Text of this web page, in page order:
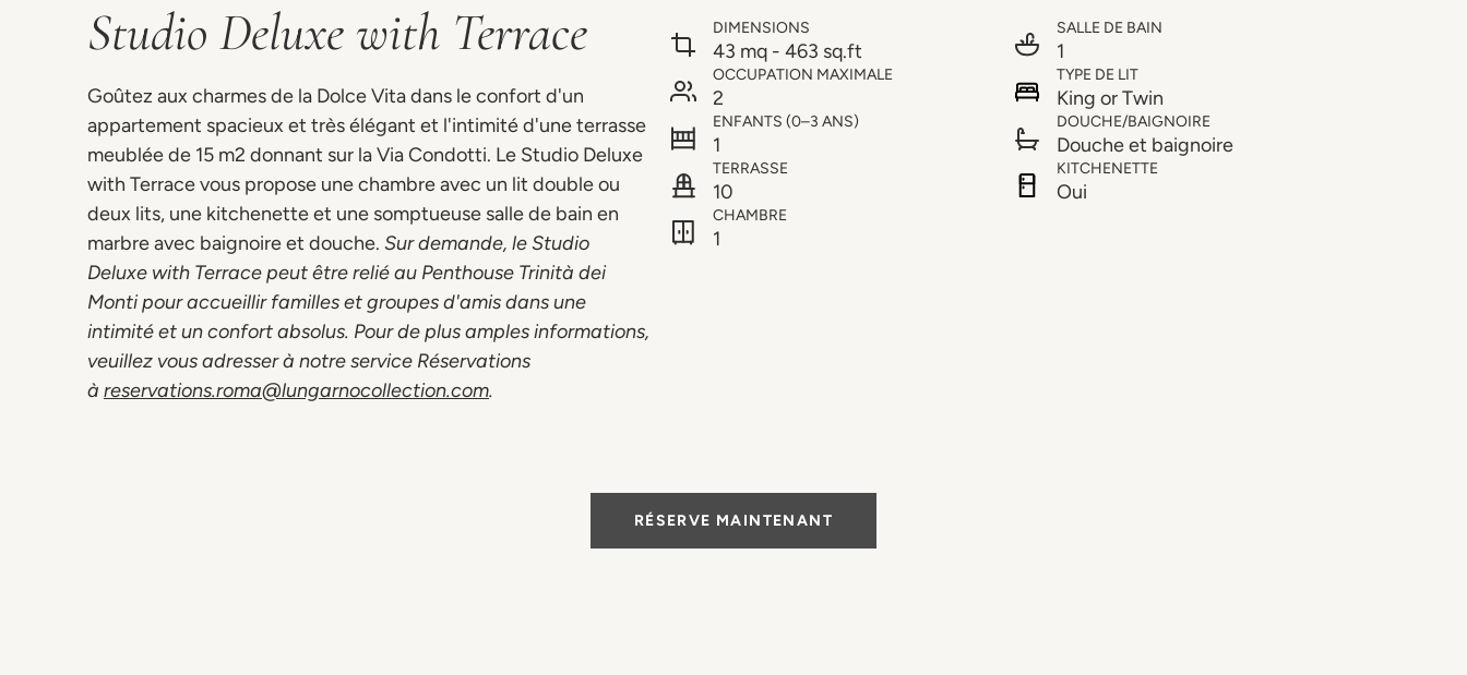
Studio Deluxe with Terrace
Goûtez aux charmes de la Dolce Vita dans le confort d'un
appartement spacieux et très élégant et l'intimité d'une terrasse
meublée de 15 m2 donnant sur la Via Condotti. Le Studio Deluxe
with Terrace vous propose une chambre avec un lit double ou
deux lits, une kitchenette et une somptueuse salle de bain en
marbre avec baignoire et douche. Sur demande, le Studio
Deluxe with Terrace peut être relié au Penthouse Trinità dei
Monti pour accueillir familles et groupes d'amis dans une
intimité et un confort absolus. Pour de plus amples informations,
veuillez vous adresser à notre service Réservations
à reservations.roma@lungarnocollection.com.
DIMENSIONS
43 mq - 463 sq.ft
OCCUPATION MAXIMALE
2
ENFANTS (0–3 ANS)
1
TERRASSE
10
CHAMBRE
1
SALLE DE BAIN
1
TYPE DE LIT
King or Twin
DOUCHE/BAIGNOIRE
Douche et baignoire
KITCHENETTE
Oui
RÉSERVE MAINTENANT